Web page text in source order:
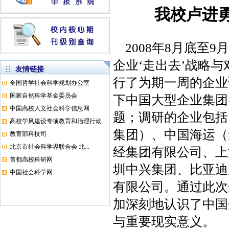
友情链接
全国哲学社会科学规划办公室
国家自然科学基金委员会
中国高校人文社会科学信息网
高校学风建设专项教育和治理行动
教育部科技司
北京市社会科学界联合会 北...
首都高校科研网
中国社会科学网
我校卢进
2008年8月底至9
企业‘走出去’战略
行了为期一周的企
下中国大型企业集
题；调研的企业包
集团）、中国海运
经集团有限公司、
圳中兴集团、比亚
有限公司。通过此
加深刻地认识了中
与重要现实意义。